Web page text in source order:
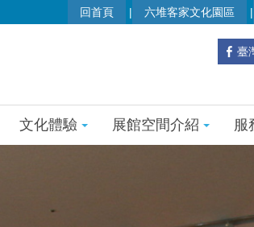
回首頁 六堆客家文化園區
臺
文化體驗 展館空間介紹 服